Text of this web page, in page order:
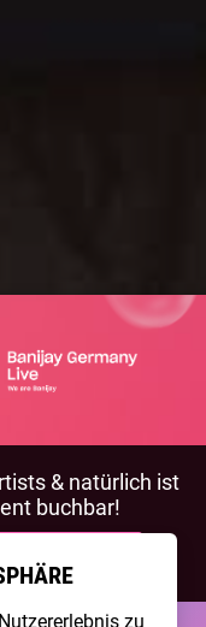
& natürlich ist
buchbar!
zu